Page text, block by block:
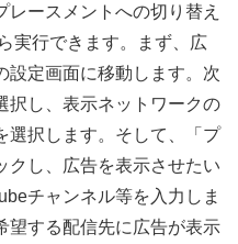
レースメントへの切り替え
実行できます。まず、広
設定画面に移動します。次
択し、表示ネットワークの
選択します。そして、「プ
クし、広告を表示させたい
チャンネル等を入力しま
望する配信先に広告が表示